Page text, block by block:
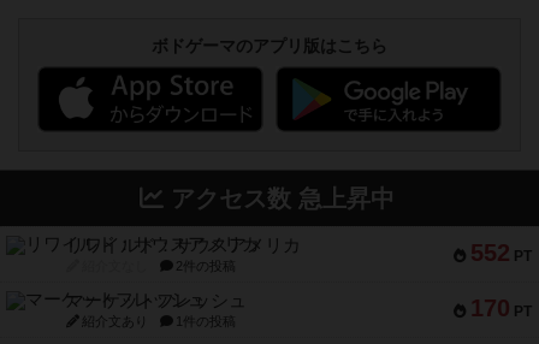
ボドゲーマのアプリ版はこちら
アクセス数 急上昇中
552 PT
リワイルド：サウスアメリカ
2件の投稿
170 PT
マーケットフレッシュ
紹介文あり 1件の投稿